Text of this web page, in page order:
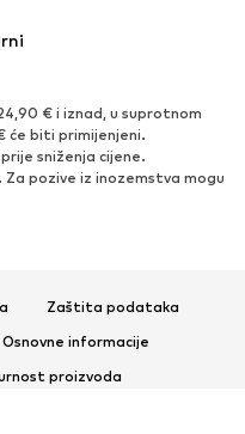
€ i iznad, u suprotnom
će biti primijenjeni.
sniženja cijene.
pozive iz inozemstva mogu
Zaštita podataka
Osnovne informacije
proizvoda